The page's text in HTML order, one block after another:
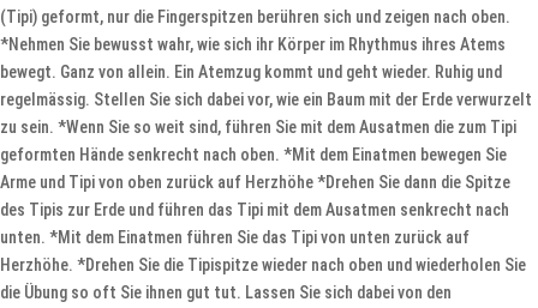
(Tipi) geformt, nur die Fingerspitzen berühren sich und zeigen nach oben.
*Nehmen Sie bewusst wahr, wie sich ihr Körper im Rhythmus ihres Atems
bewegt. Ganz von allein. Ein Atemzug kommt und geht wieder. Ruhig und
regelmässig. Stellen Sie sich dabei vor, wie ein Baum mit der Erde verwurzelt
zu sein. *Wenn Sie so weit sind, führen Sie mit dem Ausatmen die zum Tipi
geformten Hände senkrecht nach oben. *Mit dem Einatmen bewegen Sie
Arme und Tipi von oben zurück auf Herzhöhe *Drehen Sie dann die Spitze
des Tipis zur Erde und führen das Tipi mit dem Ausatmen senkrecht nach
unten. *Mit dem Einatmen führen Sie das Tipi von unten zurück auf
Herzhöhe. *Drehen Sie die Tipispitze wieder nach oben und wiederholen Sie
die Übung so oft Sie ihnen gut tut. Lassen Sie sich dabei von den